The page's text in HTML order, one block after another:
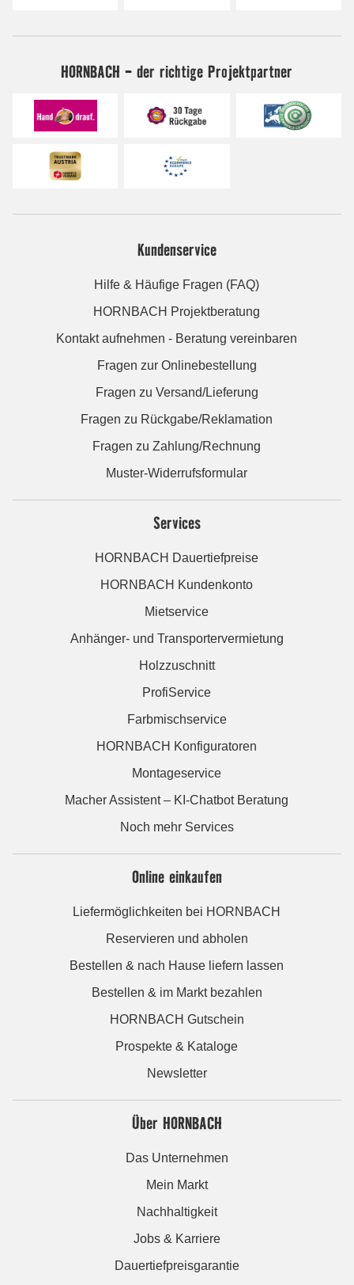
HORNBACH - der richtige Projektpartner
Kundenservice
Hilfe & Häufige Fragen (FAQ)
HORNBACH Projektberatung
Kontakt aufnehmen - Beratung vereinbaren
Fragen zur Onlinebestellung
Fragen zu Versand/Lieferung
Fragen zu Rückgabe/Reklamation
Fragen zu Zahlung/Rechnung
Muster-Widerrufsformular
Services
HORNBACH Dauertiefpreise
HORNBACH Kundenkonto
Mietservice
Anhänger- und Transportervermietung
Holzzuschnitt
ProfiService
Farbmischservice
HORNBACH Konfiguratoren
Montageservice
Macher Assistent – KI-Chatbot Beratung
Noch mehr Services
Online einkaufen
Liefermöglichkeiten bei HORNBACH
Reservieren und abholen
Bestellen & nach Hause liefern lassen
Bestellen & im Markt bezahlen
HORNBACH Gutschein
Prospekte & Kataloge
Newsletter
Über HORNBACH
Das Unternehmen
Mein Markt
Nachhaltigkeit
Jobs & Karriere
Dauertiefpreisgarantie